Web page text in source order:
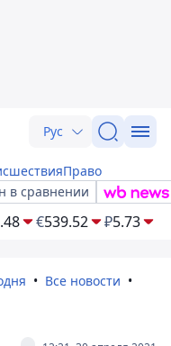
Рус
Право
в сравнении
€539.52 ₽5.73
Все новости